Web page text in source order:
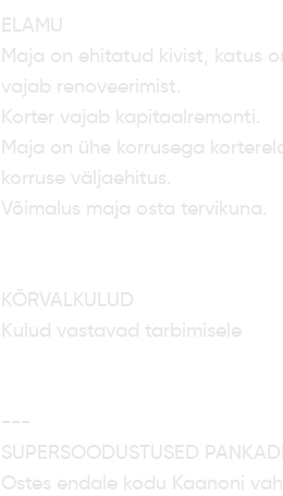
ELAMU
Maja on ehitatud kivist, katus
vajab renoveerimist.
Korter vajab kapitaalremonti.
Maja on ühe korrusega
korruse väljaehitus.
Võimalus maja osta tervikuna.
KÕRVALKULUD
Kulud vastavad tarbimisele
---
SUPERSOODUSTUSED
Ostes endale kodu Kaanoni